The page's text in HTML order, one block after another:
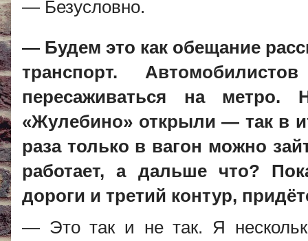
— Безусловно.
— Будем это как обещание
транспорт.
пересаживаться на метро.
«Жулебино» открыли — так в
раза только в вагон можно
работает, а дальше что?
дороги и третий контур,
— Это так и не так. Я